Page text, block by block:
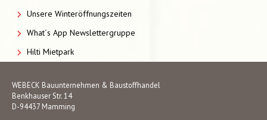
Unsere Winteröffnungszeiten
What´s App Newslettergruppe
Hilti Mietpark
WEBECK Bauunternehmen & Baustoffhandel
Benkhauser Str. 14
D-94437 Mamming